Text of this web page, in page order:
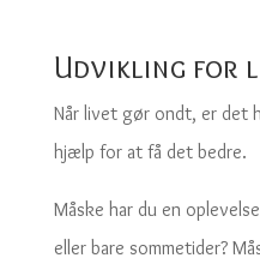
Udvikling for
Når livet gør ondt, er det
hjælp for at få det bedre.
Måske har du en
eller bare sommetider?